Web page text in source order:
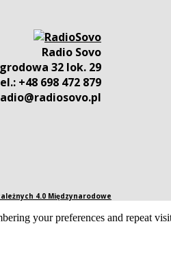
Radio Sovo
32 lok. 29
+48 698 472 879
4.0 Międzynarodowe
your preferences and repeat